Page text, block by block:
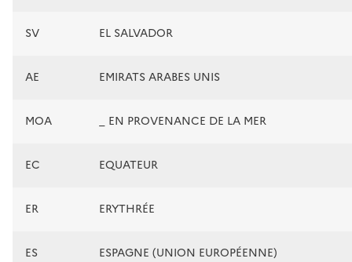
SV EL SALVADOR
AE EMIRATS ARABES UNIS
MOA _ EN PROVENANCE DE LA MER
EC EQUATEUR
ER ERYTHRÉE
ES ESPAGNE (UNION EUROPÉENNE)